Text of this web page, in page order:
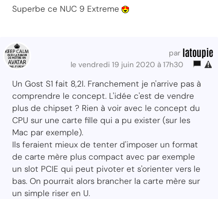
Superbe ce NUC 9 Extreme
par latoupie
le vendredi 19 juin 2020 à 17h30
Un Gost S1 fait 8,2l. Franchement je n'arrive pas à
comprendre le concept. L'idée c'est de vendre
plus de chipset ? Rien à voir avec le concept du
CPU sur une carte fille qui a pu exister (sur les
Mac par exemple).
Ils feraient mieux de tenter d'imposer un format
de carte mère plus compact avec par exemple
un slot PCIE qui peut pivoter et s'orienter vers le
bas. On pourrait alors brancher la carte mère sur
un simple riser en U.